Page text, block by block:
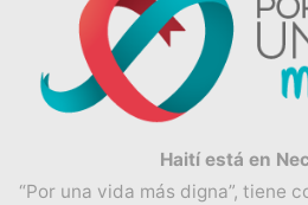
Haití está en
“Por una vida más digna”, tiene